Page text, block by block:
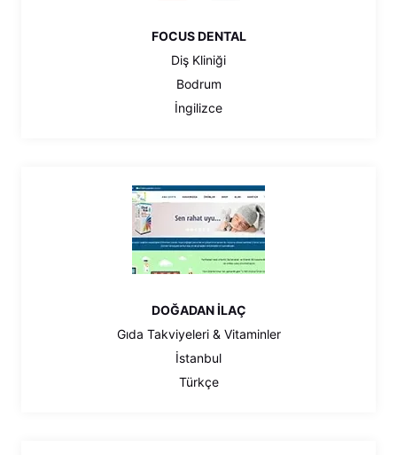
FOCUS DENTAL
Diş Kliniği
Bodrum
İngilizce
DOĞADAN İLAÇ
Gıda Takviyeleri & Vitaminler
İstanbul
Türkçe